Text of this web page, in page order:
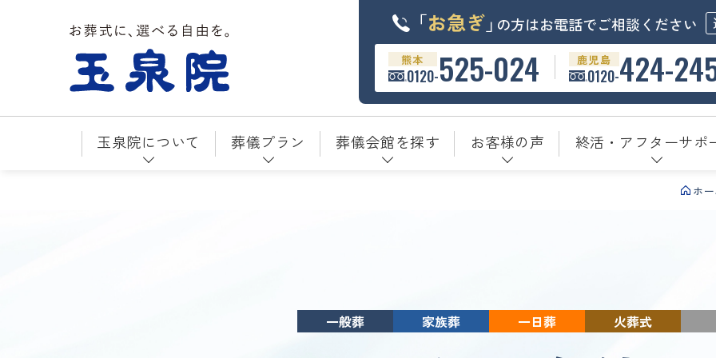
お葬式に、選べる自由を。玉泉院
「お急ぎ」 の方はお電話でご相談ください
熊本
0120-525-024 鹿児島
0120-424-
玉泉院について 葬儀プラン 葬儀会館を探す お客様の声 終活・アフターサポ
ホ
一般葬 家族葬 一日葬 火葬式